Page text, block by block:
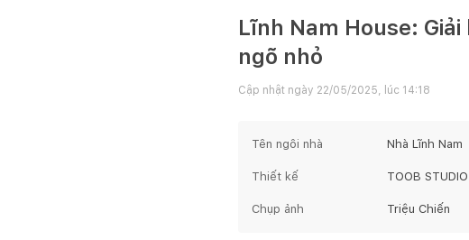
Lĩnh Nam House:
ngõ nhỏ
Cập nhật ngày 22/05/2025, lúc 14:18
Tên ngôi nhà Nhà Lĩnh Nam
Thiết kế TOOB STUDIO
Chụp ảnh Triệu Chiến